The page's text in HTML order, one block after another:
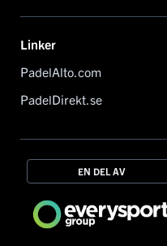
Linker
PadelAlto.com
PadelDirekt.se
EN DEL AV